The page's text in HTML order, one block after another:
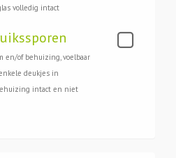
volledig intact
en/of behuizing, voelbaar
deukjes in
intact en niet